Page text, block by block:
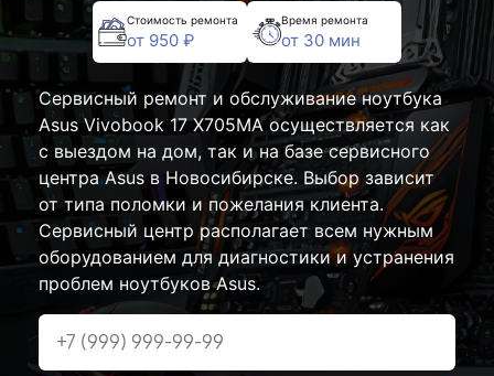
Стоимость ремонта
от 950 ₽
Время ремонта
от 30 мин
Сервисный ремонт и обслуживание ноутбука
Asus Vivobook 17 X705MA осуществляется как
с выездом на дом, так и на базе сервисного
центра Asus в Новосибирске. Выбор зависит
от типа поломки и пожелания клиента.
Сервисный центр располагает всем нужным
оборудованием для диагностики и устранения
проблем ноутбуков Asus.